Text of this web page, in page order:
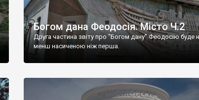
Богом дана Феодосія. Місто Ч.2
Друга частина звіту про "Богом дану" Феодосію буде
менш насиченою ніж перша.